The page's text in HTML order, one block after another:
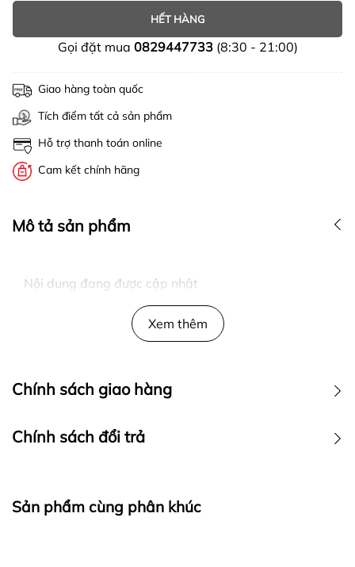
HẾT HÀNG
Gọi đặt mua 0829447733(8:30 - 21:00)
Giao hàng toàn quốc
Tích điểm tất cả sản phẩm
Hỗ trợ thanh toán online
Cam kết chính hãng
Mô tả sản phẩm
Nội dung đang được cập nhật
Xem thêm
Chính sách giao hàng
Chính sách đổi trả
Sản phẩm cùng phân khúc